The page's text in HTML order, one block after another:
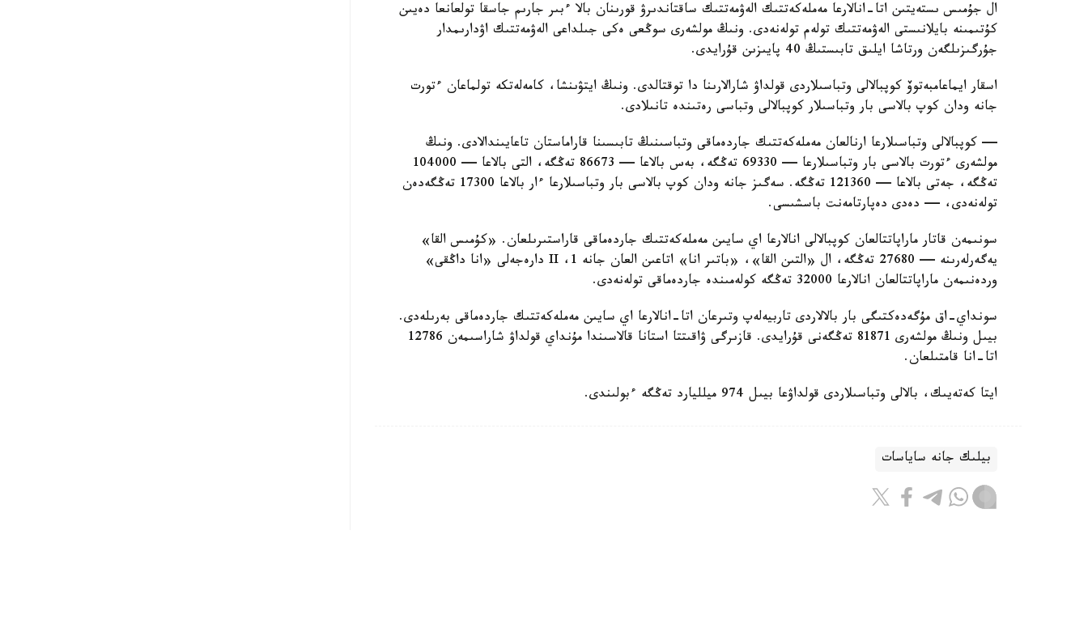
ال جۇمىس ىستەيتىن اتا-انالارعا مەملەكەتتىك الەۋمەتتىك ساقتاندىرۋ قورىنان بالا ءبىر جارىم جاسقا تولعانعا دەيىن
كۇتىمىنە بايلانىستى الەۋمەتتىك تولەم تولەنەدى. ونىڭ مولشەرى سوڭعى ەكى جىلداعى الەۋمەتتىك اۋدارىمدار
جۇرگىزىلگەن ورتاشا ايلىق تابىستىڭ 40 پايىزىن قۇرايدى.
اسقار ايماعامبەتوۆ كوپبالالى وتباسىلاردى قولداۋ شارالارىنا دا توقتالدى. ونىڭ ايتۋىنشا، كامەلەتكە تولماعان ءتورت
جانە ودان كوپ بالاسى بار وتباسىلار كوپبالالى وتباسى رەتىندە تانىلادى.
— كوپبالالى وتباسىلارعا ارنالعان مەملەكەتتىك جاردەماقى وتباسىنىڭ تابىسىنا قاراماستان تاعايىندالادى. ونىڭ
مولشەرى ءتورت بالاسى بار وتباسىلارعا — 69330 تەڭگە، بەس بالاعا — 86673 تەڭگە، التى بالاعا — 104000
تەڭگە، جەتى بالاعا — 121360 تەڭگە. سەگىز جانە ودان كوپ بالاسى بار وتباسىلارعا ءار بالاعا 17300 تەڭگەدەن
تولەنەدى، — دەدى دەپارتامەنت باسشىسى.
سونىمەن قاتار ماراپاتتالعان كوپبالالى انالارعا اي سايىن مەملەكەتتىك جاردەماقى قاراستىرىلعان. «كۇمىس القا»
يەگەرلەرىنە — 27680 تەڭگە، ال «التىن القا»، «باتىر انا» اتاعىن العان جانە 1، II دارەجەلى «انا داڭقى»
وردەنىمەن ماراپاتتالعان انالارعا 32000 تەڭگە كولەمىندە جاردەماقى تولەنەدى.
سونداي-اق مۇگەدەكتىگى بار بالالاردى تاربيەلەپ وتىرعان اتا-انالارعا اي سايىن مەملەكەتتىك جاردەماقى بەرىلەدى.
بيىل ونىڭ مولشەرى 81871 تەڭگەنى قۇرايدى. قازىرگى ۋاقىتتا استانا قالاسىندا مۇنداي قولداۋ شاراسىمەن 12786
اتا-انا قامتىلعان.
ايتا كەتەيىك، بالالى وتباسىلاردى قولداۋعا بيىل 974 ميلليارد تەڭگە ءبولىندى.
بيلىك جانە ساياسات